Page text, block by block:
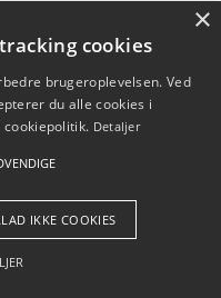
Aps
Betingelser
×
cookies
brugeroplevelsen. Ved
du alle cookies i
Detaljer
IKKE COOKIES